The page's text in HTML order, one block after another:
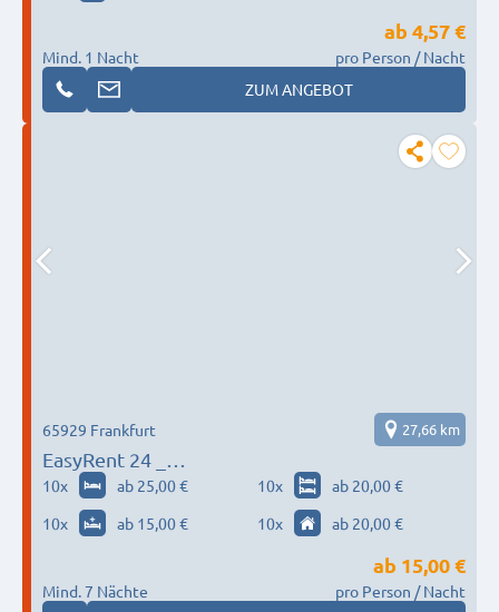
Mind. 1 Nacht
ab 4,57 €
pro Person / Nacht
ZUM ANGEBOT
EasyRent 24 _
Frankfurt_Offenbach_Wiesbaden_Mainz_
65929 Frankfurt 27,66 km
10x ab 25,00 € 10x
ab 20,00 €
10x ab 15,00 € 10x ab 20,00 €
Mind. 7 Nächte
ab 15,00 €
pro Person / Nacht